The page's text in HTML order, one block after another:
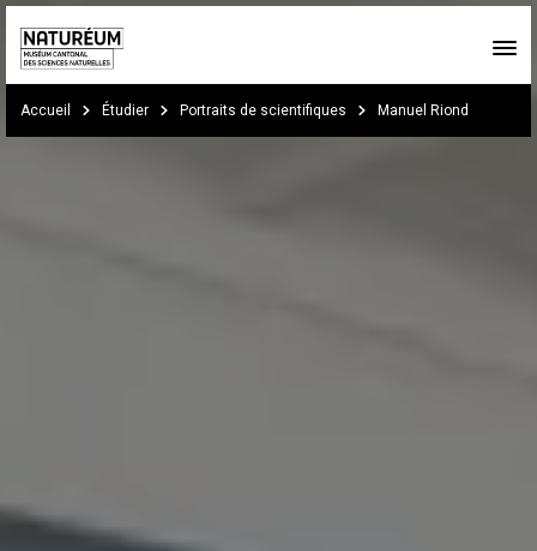
Skip to main content
You are here:
Accueil Étudier Portraits de scientifiques Manuel Riond